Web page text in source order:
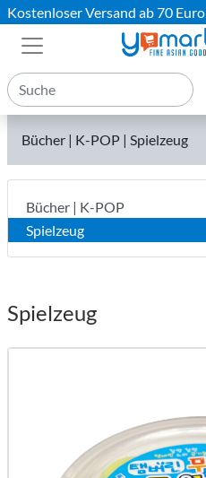
Kostenloser Versand ab 70 Euro
Bücher | K-POP | Spielzeug
Bücher | K-POP
Spielzeug
Spielzeug